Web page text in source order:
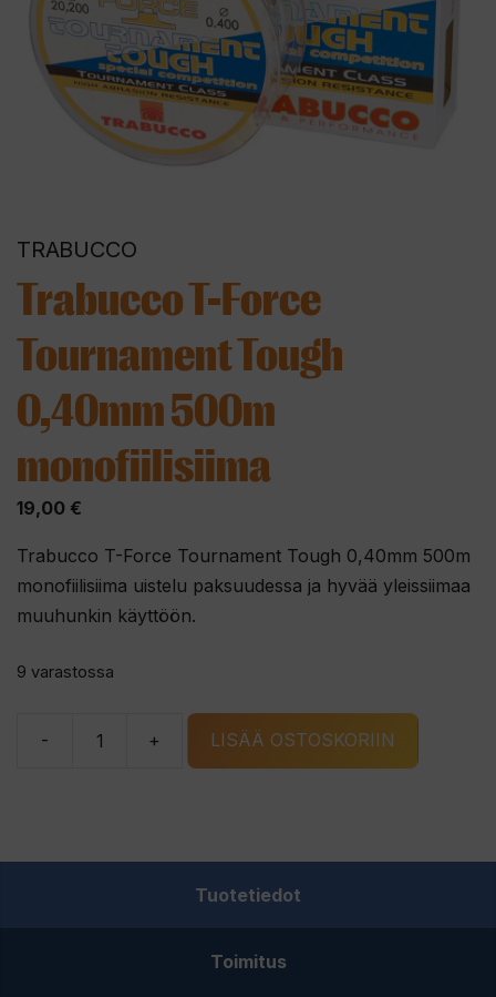
TRABUCCO
Trabucco T-Force
Tournament Tough
0,40mm 500m
monofiilisiima
19,00 €
Trabucco T-Force Tournament Tough 0,40mm 500m
monofiilisiima uistelu paksuudessa ja hyvää yleissiimaa
muuhunkin käyttöön.
9 varastossa
-
Trabucco
0,40mm
monofiilisiima
+ LISÄÄ OSTOSKORIIN
Tuotetiedot
Toimitus